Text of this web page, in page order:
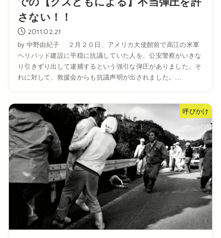
さない！！
2011.02.21
by 中野由紀子 ２月２０日、アメリカ大使館前で高江の米軍
ヘリパッド建設に平穏に抗議していた人を、公安警察がいきな
り引きずり出して逮捕するという強引な弾圧がありました。そ
れに対して、救援会からも抗議声明が出されました。...
呼びかけ